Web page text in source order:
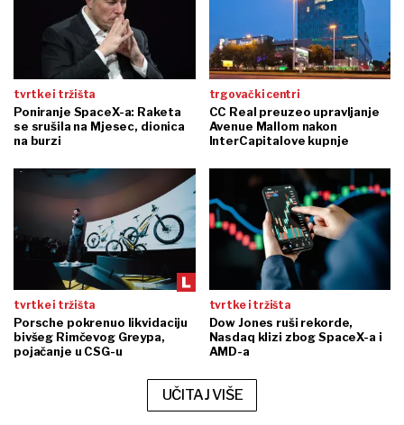
tvrtke i tržišta
Poniranje SpaceX-a: Raketa
se srušila na Mjesec, dionica
na burzi
trgovački centri
CC Real preuzeo upravljanje
Avenue Mallom nakon
InterCapitalove kupnje
tvrtke i tržišta
Porsche pokrenuo likvidaciju
bivšeg Rimčevog Greypa,
pojačanje u CSG-u
tvrtke i tržišta
Dow Jones ruši rekorde,
Nasdaq klizi zbog SpaceX-a i
AMD-a
UČITAJ VIŠE